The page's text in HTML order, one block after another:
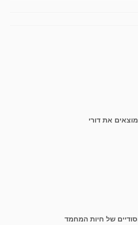
מוצאים את דורי
של חיות המחמד